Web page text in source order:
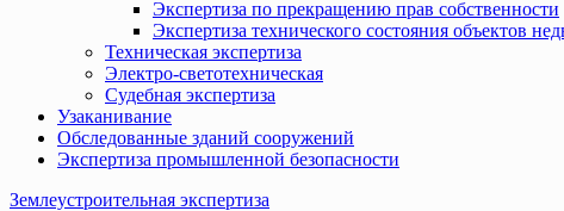
Экспертиза по прекращению прав собственности
Экспертиза технического состояния объектов
Техническая экспертиза
Электро-светотехническая
Судебная экспертиза
Узаканивание
Обследованные зданий сооружений
Экспертиза промышленной безопасности
Землеустроительная экспертиза